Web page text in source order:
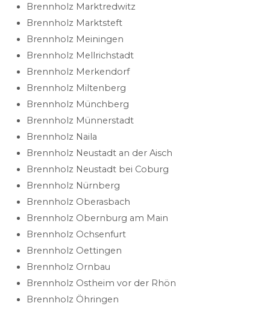
Brennholz Marktredwitz
Brennholz Marktsteft
Brennholz Meiningen
Brennholz Mellrichstadt
Brennholz Merkendorf
Brennholz Miltenberg
Brennholz Münchberg
Brennholz Münnerstadt
Brennholz Naila
Brennholz Neustadt an der Aisch
Brennholz Neustadt bei Coburg
Brennholz Nürnberg
Brennholz Oberasbach
Brennholz Obernburg am Main
Brennholz Ochsenfurt
Brennholz Oettingen
Brennholz Ornbau
Brennholz Ostheim vor der Rhön
Brennholz Öhringen